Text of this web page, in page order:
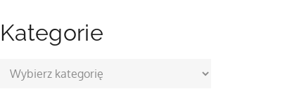
Kategorie
Kategorie